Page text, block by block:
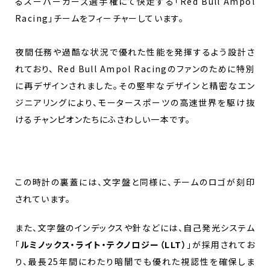
Racing」チームをフィーチャーしています。
夜間任務や過酷な状況で優れた性能を発揮するよう設計さ
れており、 Red Bull Ampol Racingのファンのために特別
に再デザインされました。その堅牢なデザインと精密なエン
ジニアリングにより、モータースポーツの高速世界を駆け抜
けるチャンピオンたちにふさわしい一本です。
この時計の裏蓋には、文字盤と同様に、チームのロゴが刻印
されています。
また、文字盤のインデックスや針などには、自己発光システム
「ルミノックス・ライト・テクノロジー（LLT） 」が採用されてお
り、最長25年間にわたり暗闇でも優れた視認性を確保しま